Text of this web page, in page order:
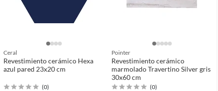
Ceral
Revestimiento cerámico Hexa
azul pared 23x20 cm
(0)
Pointer
Revestimiento cerámico
marmolado Travertino Silver gris
30x60 cm
(0)